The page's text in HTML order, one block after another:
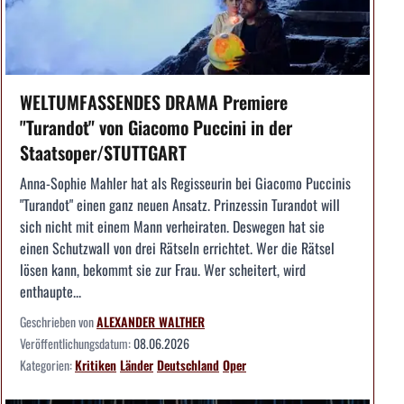
WELTUMFASSENDES DRAMA Premiere
"Turandot" von Giacomo Puccini in der
Staatsoper/STUTTGART
Anna-Sophie Mahler hat als Regisseurin bei Giacomo Puccinis
"Turandot" einen ganz neuen Ansatz. Prinzessin Turandot will
sich nicht mit einem Mann verheiraten. Deswegen hat sie
einen Schutzwall von drei Rätseln errichtet. Wer die Rätsel
lösen kann, bekommt sie zur Frau. Wer scheitert, wird
enthaupte...
Geschrieben vonALEXANDER WALTHER
Veröffentlichungsdatum:08.06.2026
Kategorien:KritikenLänderDeutschlandOper